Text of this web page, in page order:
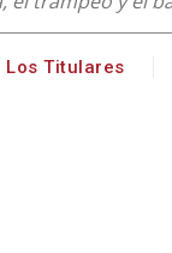
Los Titulares